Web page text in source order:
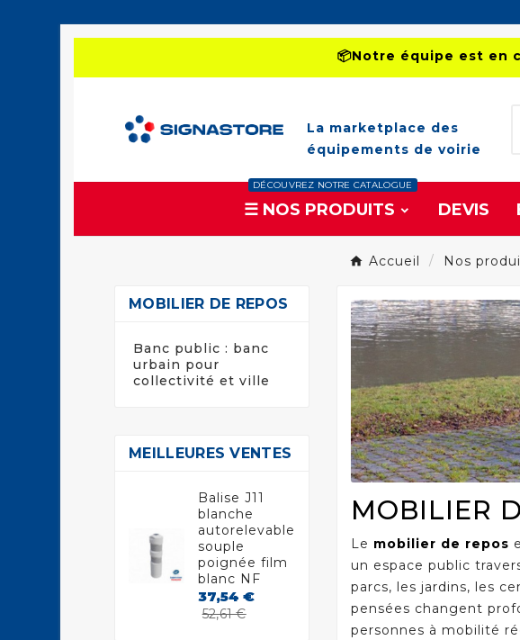
📦Notre équipe est en
La marketplace des
équipements de voirie
☰ NOS PRODUITS
DÉCOUVREZ NOTRE CATALOGUE
DEVIS
Accueil Nos
MOBILIER DE REPOS
Banc public : banc
urbain pour
collectivité et ville
MEILLEURES VENTES
Balise J11
blanche
autorelevable
souple
poignée film
blanc NF
37,54 €
52,61 €
MOBILIER
Le mobilier de repos
un espace public
parcs, les jardins, les
pensées changent
personnes à mobilité